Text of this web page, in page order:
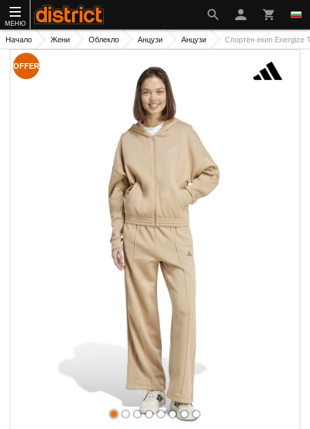
МЕНЮ
Начало Жени Облекло Анцузи Анцузи Спортен екип Energize
OFFER